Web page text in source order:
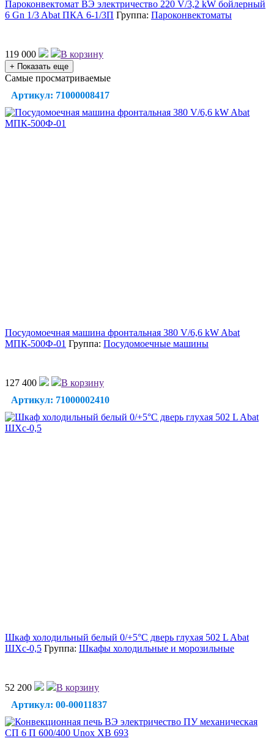
Пароконвектомат ВЭ электричество 220 V/3,2 kW бойлерный
6 Gn 1/3 Abat ПКА 6-1/3П Группа: Пароконвектоматы
119 000 В корзину
+ Показать еще
Самые просматриваемые
Артикул: 71000008417
Посудомоечная машина фронтальная 380 V/6,6 kW Abat
МПК-500Ф-01 Группа: Посудомоечные машины
127 400
В корзину
Артикул: 71000002410
Шкаф холодильный белый 0/+5°C дверь глухая 502 L Abat
ШХс-0,5 Группа: Шкафы холодильные и морозильные
52 200
В корзину
Артикул: 00-00011837